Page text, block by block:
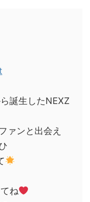
誕生したNEXZ
ァンと出会え
ね